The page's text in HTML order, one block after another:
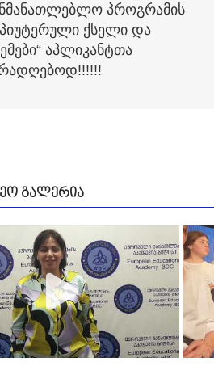
პროგრამის
ქსელი და
აპლიკანტთა
გალერია